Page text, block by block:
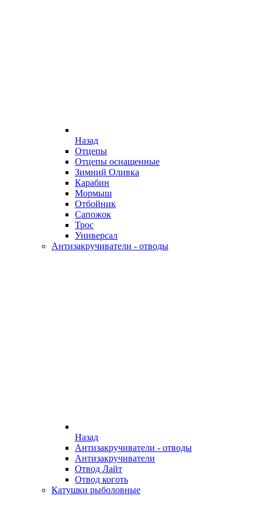
Назад
Отцепы
Отцепы оснащенные
Зимний Оливка
Карабин
Мормыш
Отбойник
Сапожок
Трос
Универсал
Антизакручиватели - отводы
Назад
Антизакручиватели - отводы
Антизакручиватели
Отвод Лайт
Отвод коготь
Катушки рыболовные